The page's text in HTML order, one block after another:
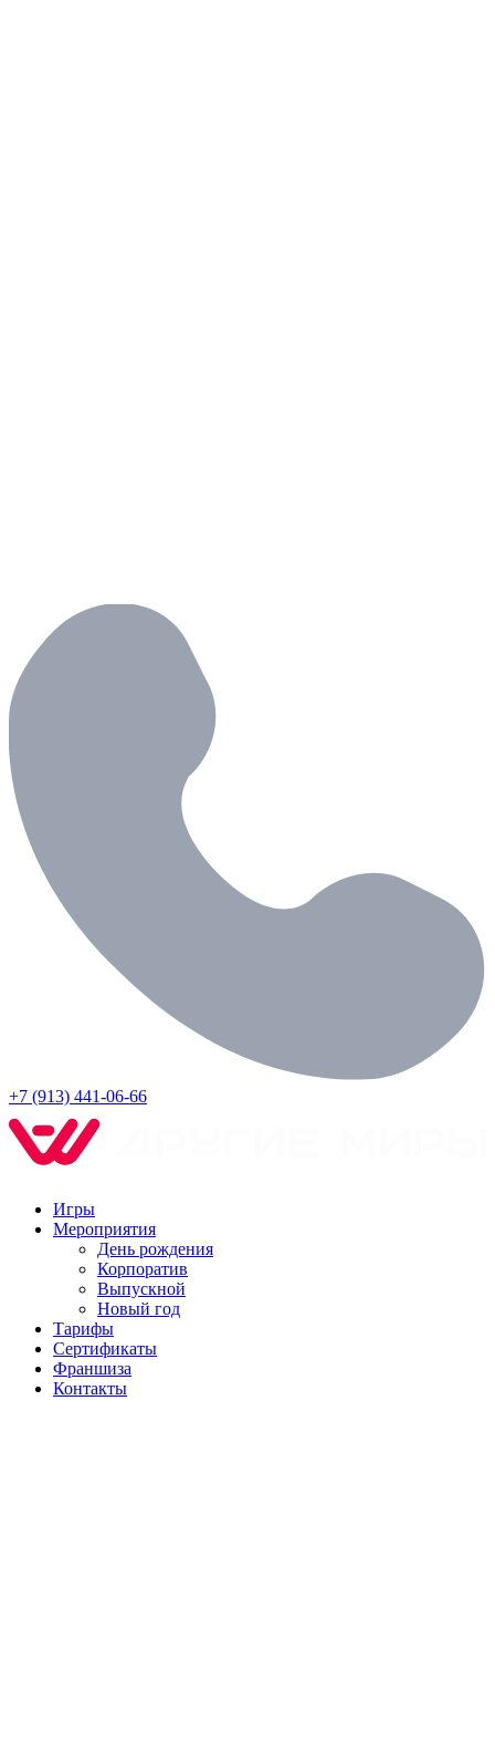
+7 (913) 441-06-66
Игры
Мероприятия
День рождения
Корпоратив
Выпускной
Новый год
Тарифы
Сертификаты
Франшиза
Контакты